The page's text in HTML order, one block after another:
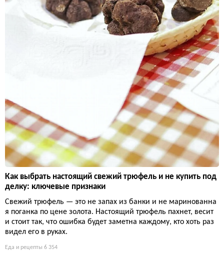
Как выбрать настоящий свежий трюфель и не купить под
делку: ключевые признаки
Свежий трюфель — это не запах из банки и не маринованна
я поганка по цене золота. Настоящий трюфель пахнет, весит
и стоит так, что ошибка будет заметна каждому, кто хоть раз
видел его в руках.
Еда и рецепты 6 354